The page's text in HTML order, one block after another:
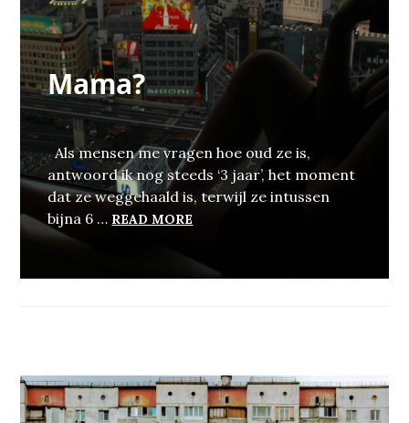
Mama?
Als mensen me vragen hoe oud ze is,
antwoord ik nog steeds ‘3 jaar’, het moment
dat ze weggehaald is, terwijl ze intussen
bijna 6 … READ MORE